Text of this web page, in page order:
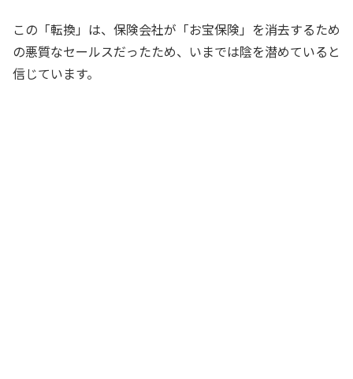
この「転換」は、保険会社が「お宝保険」を消去するため
の悪質なセールスだったため、いまでは陰を潜めていると
信じています。